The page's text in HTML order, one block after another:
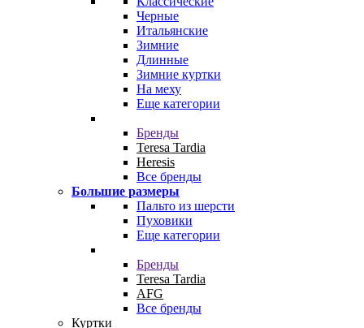
Черные
Итальянские
Зимние
Длинные
Зимние куртки
На меху
Еще категории
Бренды
Teresa Tardia
Heresis
Все бренды
Большие размеры
Пальто из шерсти
Пуховики
Еще категории
Бренды
Teresa Tardia
AFG
Все бренды
Куртки